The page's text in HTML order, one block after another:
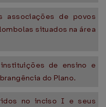
associações de povos
situados na área
de ensino e
do Plano.
no inciso I e seus